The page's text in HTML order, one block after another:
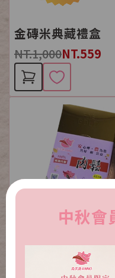
金磚米典藏禮盒
NT.1,000NT.559
中秋會